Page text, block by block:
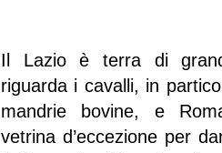
Il Lazio è terra di
riguarda i cavalli, in
mandrie bovine, e
vetrina d’eccezione per